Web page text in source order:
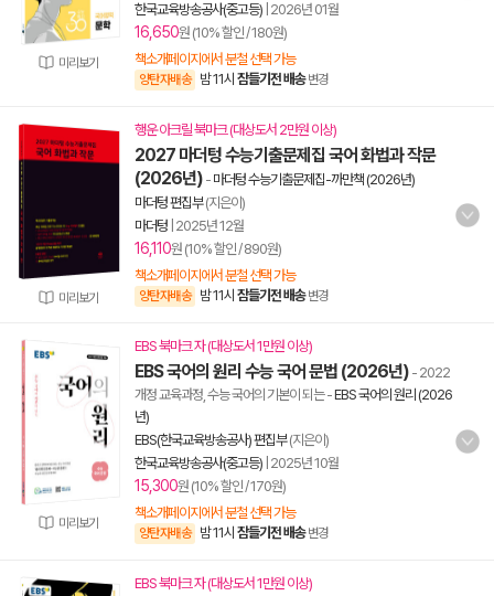
미리보기
한국교육방송공사(중고등) 2026년 01월
16,650원 (10% 할인 / 180원)
책소개페이지에서 분철 선택 가능
양탄자배송 밤 11시 잠들기전 배송 변경
미리보기
행운 아크릴 북마크 (대상도서 2만원 이상)
2027 마더텅 수능기출문제집 국어 화법과 작문
(2026년) - 마더텅 수능기출문제집-까만책 (2026년)
마더텅 편집부(지은이)
마더텅 2025년 12월
16,110원 (10% 할인 / 890원)
책소개페이지에서 분철 선택 가능
양탄자배송 밤 11시 잠들기전 배송 변경
미리보기
EBS 북마크 자 (대상도서 1만원 이상)
EBS 국어의 원리 수능 국어 문법 (2026년) - 2022
개정 교육과정, 수능 국어의 기본이 되는-EBS 국어의 원리 (2026
년)
EBS(한국교육방송공사) 편집부(지은이)
한국교육방송공사(중고등) 2025년 10월
15,300원 (10% 할인 / 170원)
책소개페이지에서 분철 선택 가능
양탄자배송 밤 11시 잠들기전 배송 변경
EBS 북마크 자 (대상도서 1만원 이상)